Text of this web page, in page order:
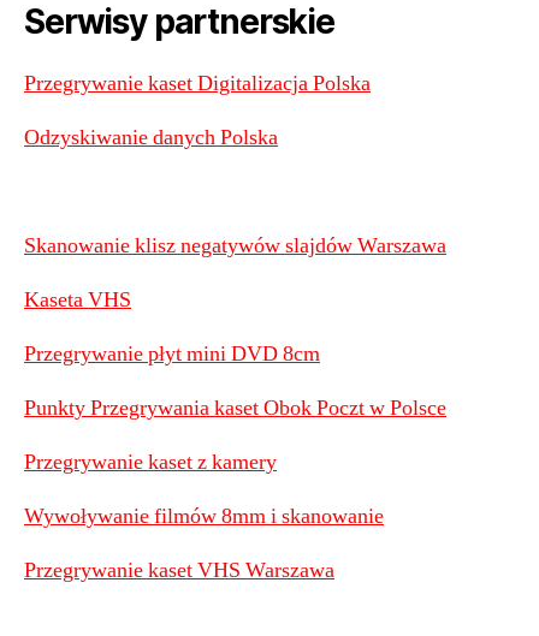
Serwisy partnerskie
Przegrywanie kaset Digitalizacja Polska
Odzyskiwanie danych Polska
Skanowanie klisz negatywów slajdów Warszawa
Kaseta VHS
Przegrywanie płyt mini DVD 8cm
Punkty Przegrywania kaset Obok Poczt w Polsce
Przegrywanie kaset z kamery
Wywoływanie filmów 8mm i skanowanie
Przegrywanie kaset VHS Warszawa